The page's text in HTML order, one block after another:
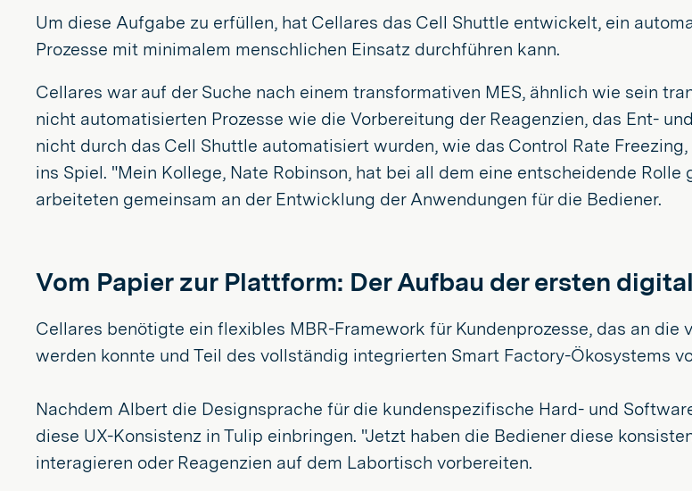
Um diese Aufgabe zu erfüllen, hat Cellares das Cell Shuttle entwickelt, ein
Prozesse mit minimalem menschlichen Einsatz durchführen kann.
Cellares war auf der Suche nach einem transformativen MES, ähnlich wie sein
nicht automatisierten Prozesse wie die Vorbereitung der Reagenzien, das Ent-
nicht durch das Cell Shuttle automatisiert wurden, wie das Control Rate
ins Spiel. "Mein Kollege, Nate Robinson, hat bei all dem eine entscheidende
arbeiteten gemeinsam an der Entwicklung der Anwendungen für die Bediener.
Vom Papier zur Plattform: Der Aufbau der ersten
Cellares benötigte ein flexibles MBR-Framework für Kundenprozesse, das an
werden konnte und Teil des vollständig integrierten Smart Factory-Ökosystems
Nachdem Albert die Designsprache für die kundenspezifische Hard- und
diese UX-Konsistenz in Tulip einbringen. "Jetzt haben die Bediener diese
interagieren oder Reagenzien auf dem Labortisch vorbereiten.